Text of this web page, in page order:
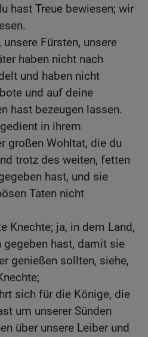
hast Treue bewiesen; wir
Fürsten, unsere
haben nicht nach
und haben nicht
und auf deine
hast bezeugen lassen.
in ihrem
großen Wohltat, die du
trotz des weiten, fetten
hast, und sie
Taten nicht
Knechte; ja, in dem Land,
gegeben hast, damit sie
genießen sollten, siehe,
sich für die Könige, die
um unserer Sünden
über unsere Leiber und